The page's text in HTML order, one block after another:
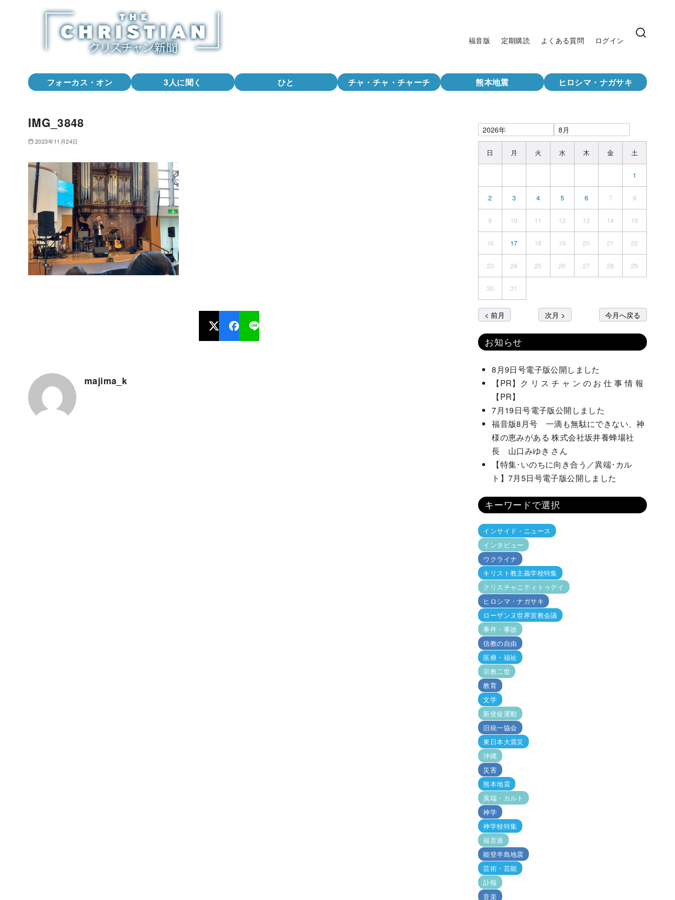
福音版 定期購読 よくある質問 ログイン
フォーカス・オン 3人に聞く ひと チャ・チャ・チャーチ 熊本地震 ヒロシマ・ナガサキ
IMG_3848
2023年11月24日
majima_k
日 月 火 水 木 金 土
1
2 3 4 5 6 7 8
9 10 11 12 13 14 15
16 17 18 19 20 21 22
23 24 25 26 27 28 29
30 31
< 前月 次月 > 今月へ戻る
お知らせ
8月9日号電子版公開しました
【PR】ク リ ス チ ャ ン の お 仕 事 情 報
【PR】
7月19日号電子版公開しました
福音版8月号 一滴も無駄にできない、神
様の恵みがある 株式会社坂井養蜂場社
長 山口みゆき さん
【特集･いのちに向き合う／異端･カル
ト】7月5日号電子版公開しました
キーワードで選択
インサイド・ニュース
インタビュー
ウクライナ
キリスト教主義学校特集
クリスチャニティトゥデイ
ヒロシマ・ナガサキ
ローザンヌ世界宣教会議
事件・事故
信教の自由
医療・福祉
宗教二世
教育
文学
新使徒運動
旧統一協会
東日本大震災
沖縄
災害
熊本地震
異端・カルト
神学
神学校特集
福音派
能登半島地震
芸術・芸能
訃報
音楽